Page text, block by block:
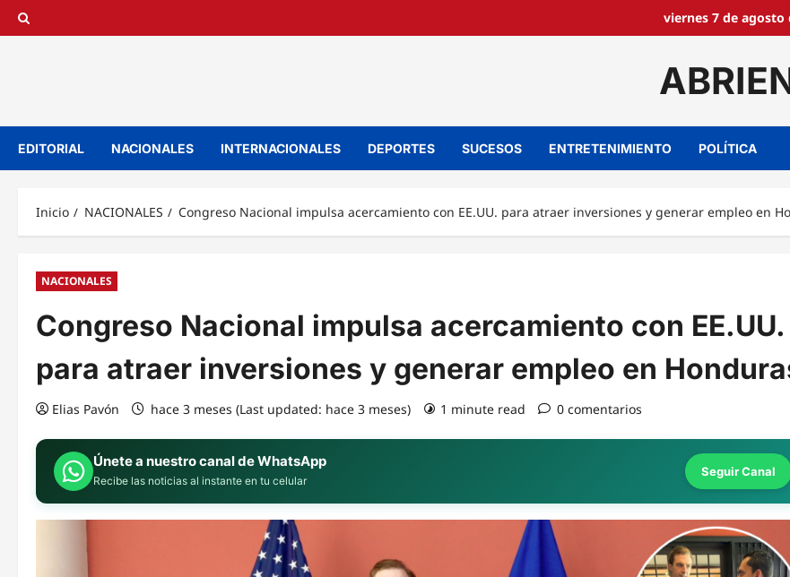
Saltar
viernes 7 de agosto
EDITORIAL NACIONALES INTERNACIONALES DEPORTES SUCESOS ENTRETENIMIENTO POLÍTICA
Inicio NACIONALES Congreso Nacional impulsa acercamiento con EE.UU. para atraer inversiones y generar empleo en
NACIONALES
Congreso Nacional impulsa acercamiento con EE.UU.
para atraer inversiones y generar empleo en
Elias Pavón hace 3 meses (Last updated: hace 3 meses) 1 minute read 0 comentarios
Únete a nuestro canal de WhatsApp
Recibe las noticias al instante en tu celular
Seguir Canal